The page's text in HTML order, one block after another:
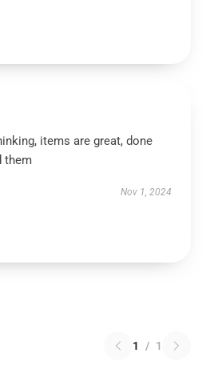
items are great, done
them
Nov 1, 2024
1 / 1